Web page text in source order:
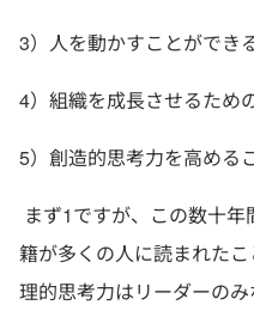
3）人を動かすことができ
4）組織を成長させるため
5）創造的思考力を高める
まず1ですが、この数十
籍が多くの人に読まれた
理的思考力はリーダーの